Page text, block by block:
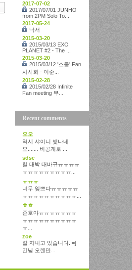
2017-07-02
2017/07/01 JUNHO
from 2PM Solo To...
2017-05-24
낙서
2015-03-20
2015/03/13 EXO
PLANET #2 - The ...
2015-03-20
2015/03/12 '스물' Fan
시사회 - 이준...
2015-02-28
2015/02/28 Infinite
Fan meeting 무...
Recent comments
오오
역시 샤이니 빛나네
요....... 비공개로 ...
sdse
헐 대박 대바규ㅠㅠㅠㅠ
ㅠㅠㅠㅠㅠㅠㅠㅠㅠ...
ㅠㅠㅠ
너무 잊쁘다ㅠㅠㅠㅠㅠ
ㅠㅠㅠㅠㅠㅠㅠㅠㅠㅠ...
ㅎㅎ
준호야ㅠㅠㅠㅠㅠㅠㅠ
ㅠㅠㅠㅠㅠㅠㅠㅠㅠㅠ
ㅠ...
zoe
잘 지내고 있습니다. =]
건님 오랜만...